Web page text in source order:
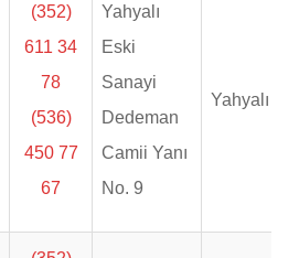
(352)
611 34
78
(536)
450 77
67
Yahyalı
Eski
Sanayi
Dedeman
Camii Yanı
No. 9
Yahyalı